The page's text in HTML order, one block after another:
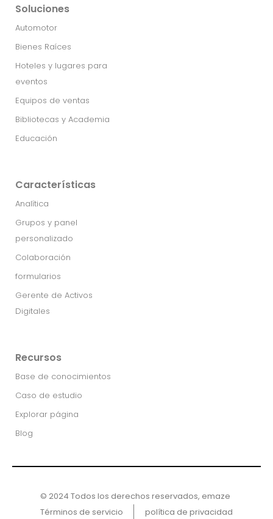
Soluciones
Automotor
Bienes Raíces
Hoteles y lugares para
eventos
Equipos de ventas
Bibliotecas y Academia
Educación
Características
Analítica
Grupos y panel
personalizado
Colaboración
formularios
Gerente de Activos
Digitales
Recursos
Base de conocimientos
Caso de estudio
Explorar página
Blog
© 2024 Todos los derechos reservados, emaze ​
Términos de servicio
política de privacidad